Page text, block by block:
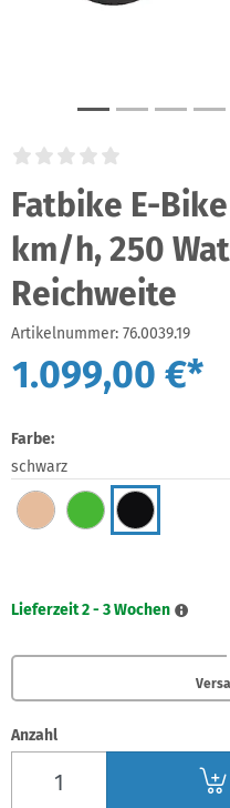
Fatbike E-
km/h, 250
Reichweite
Artikelnummer: 76.0039.19
1.099,00 €*
Farbe:
schwarz
Lieferzeit 2 - 3 Wochen
Anzahl